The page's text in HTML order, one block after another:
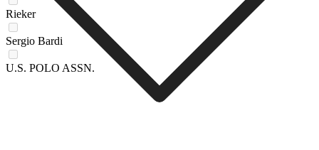
Rieker
Sergio Bardi
U.S. POLO ASSN.